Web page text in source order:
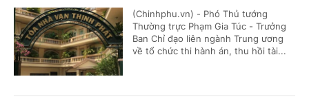
(Chinhphu.vn) - Phó Thủ tướng
Thường trực Phạm Gia Túc - Trưởng
Ban Chỉ đạo liên ngành Trung ương
về tổ chức thi hành án, thu hồi tài...